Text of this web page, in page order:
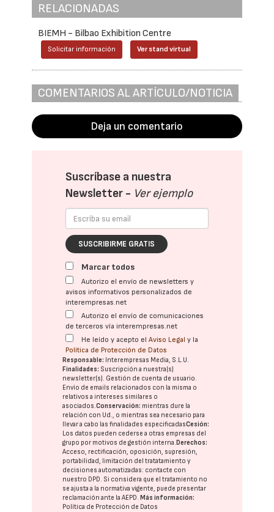
RELACIONADAS
BIEMH - Bilbao Exhibition Centre
Solicitar información Ver stand virtual
COMENTARIOS AL ARTÍCULO/NOTICIA
Deja un comentario
Suscríbase a nuestra
Newsletter - Ver ejemplo
SUSCRIBIRME GRATIS
Marcar todos
Autorizo el envío de newsletters y
avisos informativos personalizados de
interempresas.net
Autorizo el envío de comunicaciones
de terceros vía interempresas.net
He leído y acepto elAviso Legal y la
Política de Protección de Datos
Responsable: Interempresas Media, S.L.U.
Finalidades: Suscripción a nuestra(s)
newsletter(s). Gestión de cuenta de usuario.
Envío de emails relacionados con la misma o
relativos a intereses similares o
asociados.Conservación: mientras dure la
relación con Ud., o mientras sea necesario para
llevar a cabo las finalidades especificadasCesión:
Los datos pueden cederse a otras empresas del
grupo por motivos de gestión interna. Derechos:
Acceso, rectificación, oposición, supresión,
portabilidad, limitación del tratatamiento y
decisiones automatizadas: contacte con
nuestro DPD. Si considera que el tratamiento no
se ajusta a la normativa vigente, puede presentar
reclamación ante laAEPD. Más información:
Política de Protección de Datos